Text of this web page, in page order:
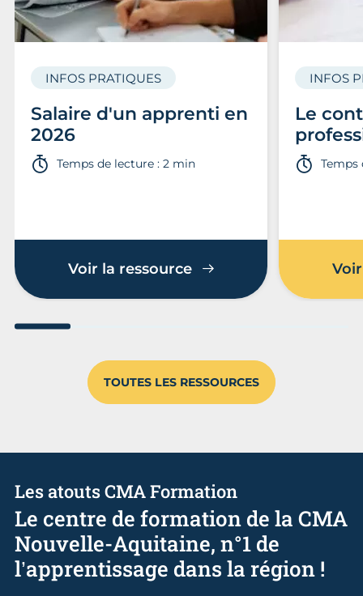
Salaire d'un apprenti en
2026
INFOS PRATIQUES
Temps de lecture : 2 min
Voir la ressource
Le
INFOS
Temps
TOUTES LES RESSOURCES
Le centre de formation de la CMA
Nouvelle-Aquitaine, n°1 de
l’apprentissage dans la région !
Les atouts CMA Formation